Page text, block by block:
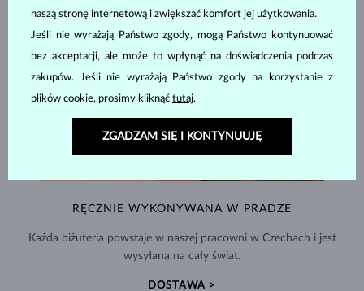
RĘCZNIE WYKONYWANA W PRADZE
Każda biżuteria powstaje w naszej pracowni w Czechach i jest
wysyłana na cały świat.
DOSTAWA >
naszą stronę internetową i zwiększać komfort jej użytkowania.
Jeśli nie wyrażają Państwo zgody, mogą Państwo kontynuować
bez akceptacji, ale może to wpłynąć na doświadczenia podczas
zakupów. Jeśli nie wyrażają Państwo zgody na korzystanie z
plików cookie, prosimy kliknąć tutaj.
ZGADZAM SIĘ I KONTYNUUJĘ